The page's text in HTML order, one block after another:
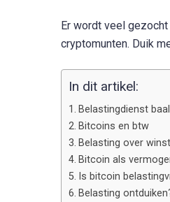
Er wordt veel
cryptomunten. Duik
In dit artikel:
Belastingdienst
Bitcoins en btw
Belasting over winst
Bitcoin als
Is bitcoin
Belasting